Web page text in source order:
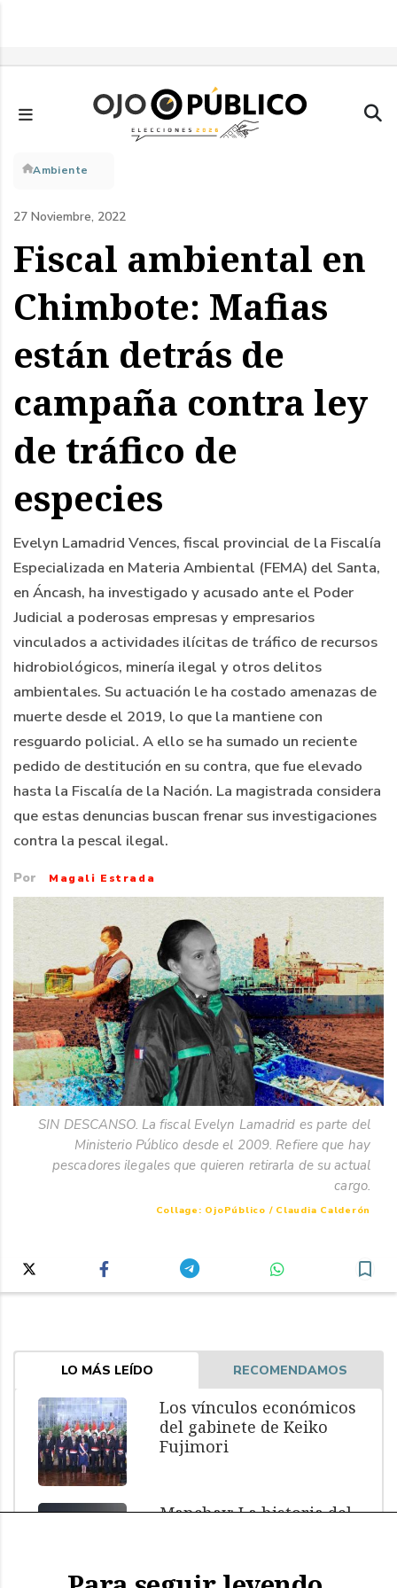
principal
Sobrescribir
enlaces
de
ayuda
a
la
navegación
Ambiente
27 Noviembre, 2022
Fiscal ambiental en
Chimbote: Mafias
están detrás de
campaña contra ley
de tráfico de
especies
Evelyn Lamadrid Vences, fiscal provincial de la Fiscalía
Especializada en Materia Ambiental (FEMA) del Santa,
en Áncash, ha investigado y acusado ante el Poder
Judicial a poderosas empresas y empresarios
vinculados a actividades ilícitas de tráfico de recursos
hidrobiológicos, minería ilegal y otros delitos
ambientales. Su actuación le ha costado amenazas de
muerte desde el 2019, lo que la mantiene con
resguardo policial. A ello se ha sumado un reciente
pedido de destitución en su contra, que fue elevado
hasta la Fiscalía de la Nación. La magistrada considera
que estas denuncias buscan frenar sus investigaciones
contra la pescal ilegal.
Por Magali Estrada
SIN DESCANSO. La fiscal Evelyn Lamadrid es parte del
Ministerio Público desde el 2009. Refiere que hay
pescadores ilegales que quieren retirarla de su actual
cargo.
Collage: OjoPúblico / Claudia Calderón
LO MÁS LEÍDO RECOMENDAMOS
Los vínculos económicos
del gabinete de Keiko
Fujimori
Manchay: La historia del